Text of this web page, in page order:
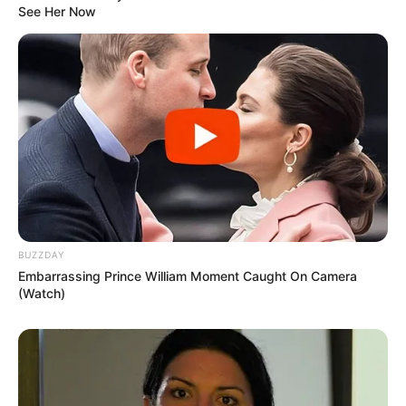
ΚΑΙ ΩΣ ΕΤΣΙ ΘΑ ΑΝΤΙΜΕΤΩΠΙΣΘΕΙΤΕ
Ελένη Δημητρίου _
ΣΧΟΛΙΟ:
ΕΧΕΤΕ ΔΕΙ ΠΟΤΈ, ΟΠΟΙΟΔΗΠΟΤΕ
ΠΟΛΙΤΕΥΜΑ ΝΑ ΑΝΑΤΡΕΠΕΤΑΙ ΜΕ ΕΚΛΟΓΕΣ;;; ΕΙΔΙΚΑ
ΑΝ ΕΙΝΑΙ ΚΑΘΕΣΤΩΤΙΚΟ;;;
ΚΑΙ ΣΥΝΕΧΙΖΩ ΜΕ ΚΑΠΟΙΕΣ ΣΚΕΨΕΙΣ: ΚΑΙ ΜΕ ΑΥΤΑ ΚΑΙ
ΜΕ ΑΥΤΑ Η ΒΟΥΛΗ ΔΙΑΛΥΘΗΚΕ ΚΑΙ ΜΑΛΙΣΤΑ ΜΕ ΦΕΚ
ΛΟΓΩ ΤΩΝ ΕΚΛΟΓΩΝ… ΑΛΗΘΕΙΑ ΠΩΣ ΕΙΝΑΙ ΔΥΝΑΤΟΝ
ΜΙΑ ΒΟΥΛΗ ΝΑ ΔΙΑΛΥΕΤΑΙ ΕΑΝ ΔΕΝ ΕΧΕΙ ΣΥΣΤΑΘΕΙ
ΣΥΣΤΑΣΗΣ ΤΗΣ ΑΥΤΗΣ;;; ΔΕΝ ΜΑΣ ΔΟΥΛΕΥΟΥΝ ΑΠΛΩΣ….
ΤΟ ΕΧΟΥΝ ΠΑΕΙ ΣΕ ΑΛΛΟ ΕΠΙΠΕΔΟ ΤΟ ΔΟΥΛΕΜΑ ΚΑΙ
ΨΑΧΝΟΥΝ ΝΑ ΔΟΥΝΕ ΤΟ ΠΟΣΟΣΤΟ ΠΟΥ ΘΑ ΤΣΙΜΠΗΣΕΙ…
See Her Now
BUZZDAY
Embarrassing Prince William Moment Caught On Camera
(Watch)